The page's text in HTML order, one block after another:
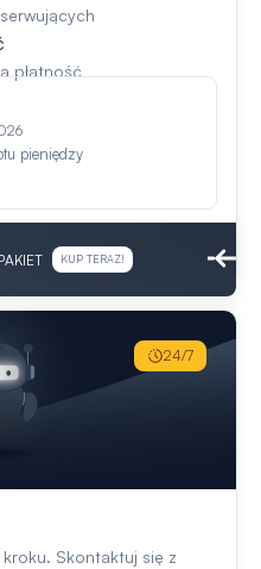
płatność
pieniędzy
KUP TERAZ!
Skontaktuj się z
24/7